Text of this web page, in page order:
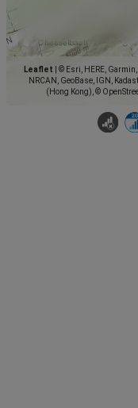
Leaflet
© Esri, HERE, Garmin,
NRCAN, GeoBase, IGN,
(Hong Kong), ©